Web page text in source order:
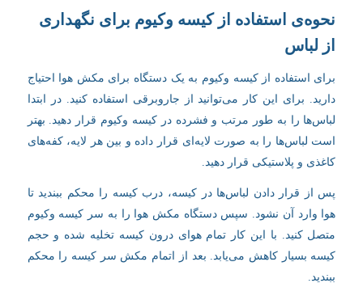
نحوه‌ی استفاده از کیسه وکیوم برای نگهداری
از لباس
برای استفاده از کیسه وکیوم به یک دستگاه برای مکش هوا احتیاج
دارید. برای این کار می‌توانید از جاروبرقی استفاده کنید. در ابتدا
لباس‌ها را به طور مرتب و فشرده در کیسه وکیوم قرار دهید. بهتر
است لباس‌ها را به صورت لایه‌ای قرار داده و بین هر لایه، کفه‌های
کاغذی و پلاستیکی قرار دهید.
پس از قرار دادن لباس‌ها در کیسه، درب کیسه را محکم ببندید تا
هوا وارد آن نشود. سپس دستگاه مکش هوا را به سر کیسه وکیوم
متصل کنید. با این کار تمام هوای درون کیسه تخلیه شده و حجم
کیسه بسیار کاهش می‌یابد. بعد از اتمام مکش سر کیسه را محکم
ببندید.